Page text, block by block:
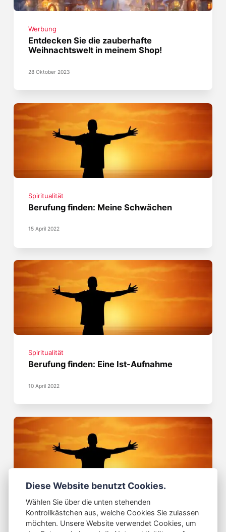
Werbung
Entdecken Sie die zauberhafte
Weihnachtswelt in meinem Shop!
28 Oktober 2023
Spiritualität
Berufung finden: Meine Schwächen
15 April 2022
Spiritualität
Berufung finden: Eine Ist-Aufnahme
10 April 2022
Spiritualität
Meine Berufung finden
Diese Website benutzt Cookies.
Wählen Sie über die unten stehenden
Kontrollkästchen aus, welche Cookies Sie zulassen
möchten. Unsere Website verwendet Cookies, um